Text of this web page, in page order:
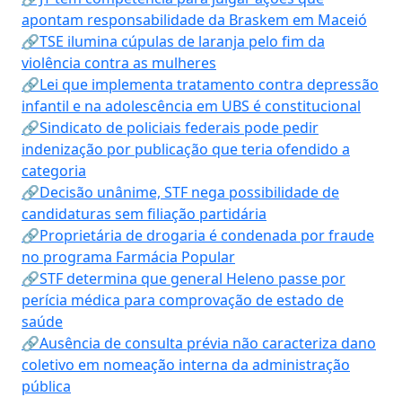
apontam responsabilidade da Braskem em Maceió
🔗TSE ilumina cúpulas de laranja pelo fim da
violência contra as mulheres
🔗Lei que implementa tratamento contra depressão
infantil e na adolescência em UBS é constitucional
🔗Sindicato de policiais federais pode pedir
indenização por publicação que teria ofendido a
categoria
🔗Decisão unânime, STF nega possibilidade de
candidaturas sem filiação partidária
🔗Proprietária de drogaria é condenada por fraude
no programa Farmácia Popular
🔗STF determina que general Heleno passe por
perícia médica para comprovação de estado de
saúde
🔗Ausência de consulta prévia não caracteriza dano
coletivo em nomeação interna da administração
pública